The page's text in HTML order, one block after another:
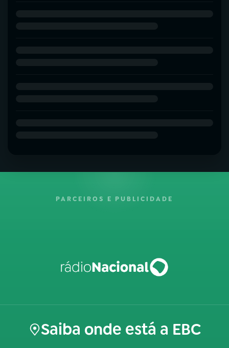
PARCEIROS E PUBLICIDADE
Saiba onde está a EBC